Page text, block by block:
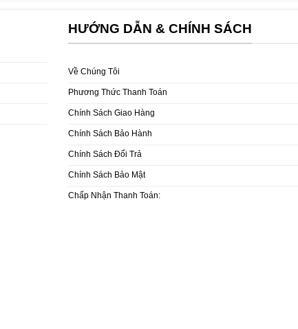
HƯỚNG DẪN & CHÍNH SÁCH
Về Chúng Tôi
Phương Thức Thanh Toán
Chính Sách Giao Hàng
Chính Sách Bảo Hành
Chính Sách Đổi Trả
Chính Sách Bảo Mật
Chấp Nhận Thanh Toán: